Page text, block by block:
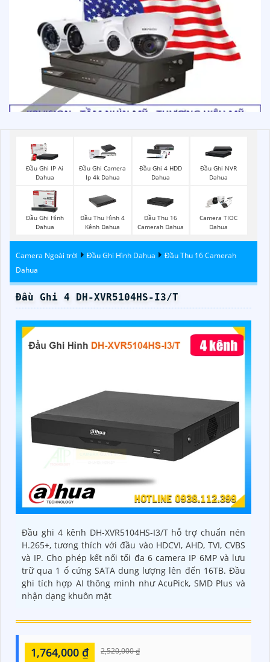
Đầu Ghi IP Ai
Dahua
Đầu Ghi Camera
Ip 4k Dahua
Đầu Ghi 4 HDD
Dahua
Đầu Ghi NVR
Dahua
Đầu Ghi Hình
Dahua
Đầu Thu Hình 4
Kênh Dahua
Đầu Thu 16
Camerah Dahua
Camera TIOC
Dahua
Camera Ngoài trời Đầu Ghi Hình Dahua
Đầu Thu 16 Camerah
Dahua
Đầu Ghi 4 DH-XVR5104HS-I3/T
Đầu ghi 4 kênh DH-XVR5104HS-I3/T hỗ trợ chuẩn nén
H.265+, tương thích với đầu vào HDCVI, AHD, TVI, CVBS
và IP. Cho phép kết nối tối đa 6 camera IP 6MP và lưu
trữ qua 1 ổ cứng SATA dung lượng lên đến 16TB. Đầu
ghi tích hợp AI thông minh như AcuPick, SMD Plus và
nhận dạng khuôn mặt
1,764,000 ₫ 2,520,000 ₫